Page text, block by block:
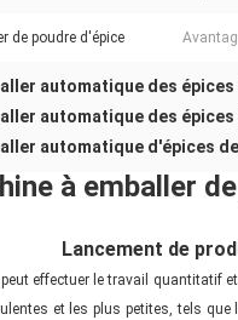
de poudre d'épice
automatique des épices
automatique des épices
automatique d'épices
à emballer
Lancement de
effectuer le travail quantitatif
et les plus petites, tels